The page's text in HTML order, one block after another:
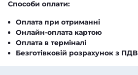
Способи оплати:
Оплата при отриманні
Онлайн-оплата картою
Оплата в терміналі
Безготівковій розрахунок з ПДВ